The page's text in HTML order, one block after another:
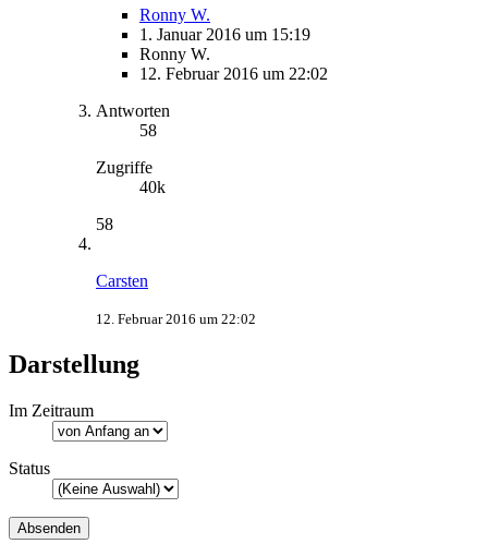
Ronny W.
1. Januar 2016 um 15:19
Ronny W.
12. Februar 2016 um 22:02
Antworten
58
Zugriffe
40k
58
Carsten
12. Februar 2016 um 22:02
Darstellung
Im Zeitraum
Status